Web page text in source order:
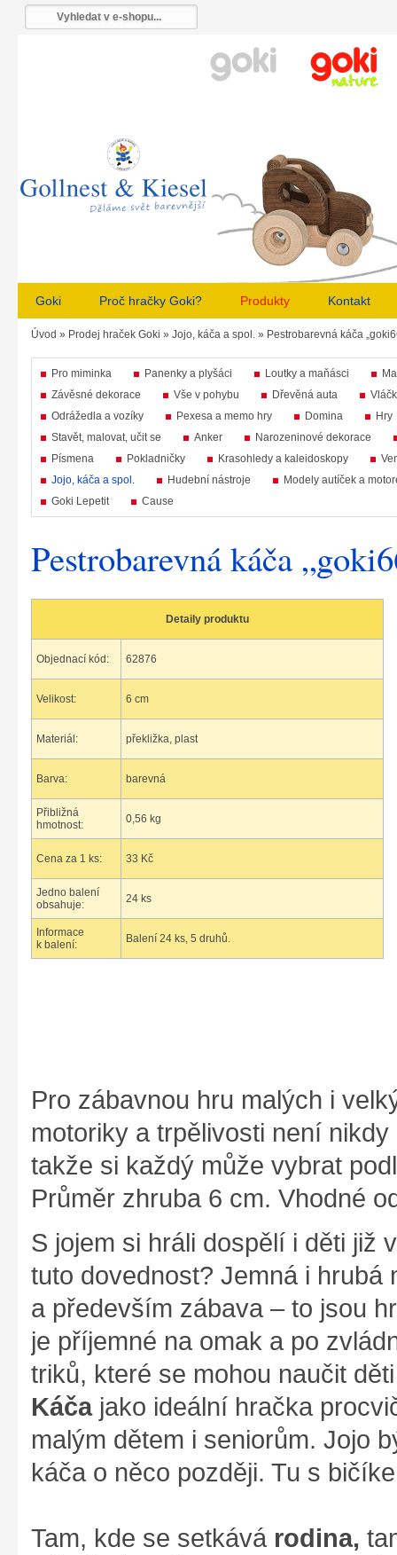
Goki Proč hračky Goki? Produkty Kontakt
Úvod » Prodej hraček Goki » Jojo, káča a spol. » Pestrobarevná káča
Pro miminka Panenky a plyšáci Loutky a maňásci
Závěsné dekorace
Vše v pohybu Dřevěná auta
Odrážedla a vozíky
Pexesa a memo hry Domina
Hry
Stavět, malovat, učit se
Anker
Narozeninové dekorace
Písmena
Pokladničky Krasohledy a kaleidoskopy
Jojo, káča a spol.
Hudební nástroje
Modely autíček a
Goki Lepetit
Cause
Pestrobarevná káča
Detaily produktu
Objednací kód: 62876
Velikost: 6 cm
Materiál: překližka, plast
Barva: barevná
Přibližná
hmotnost:
0,56 kg
Cena za 1 ks: 33 Kč
Jedno balení
obsahuje:
24 ks
Informace
k balení:
Balení 24 ks, 5 druhů.
Pro zábavnou hru malých i
motoriky a trpělivosti není
takže si každý může vybrat
Průměr zhruba 6 cm. Vhodné
S jojem si hráli dospělí i děti již
tuto dovednost? Jemná i
a především zábava – to jsou
je příjemné na omak a po
triků, které se mohou naučit
Káčajako ideální hračka
malým dětem i seniorům. Jojo
káča o něco později. Tu s
Tam, kde se setkává rodina,